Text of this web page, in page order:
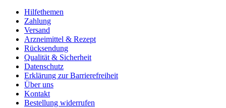
Hilfethemen
Zahlung
Versand
Arzneimittel & Rezept
Rücksendung
Qualität & Sicherheit
Datenschutz
Erklärung zur Barrierefreiheit
Über uns
Kontakt
Bestellung widerrufen